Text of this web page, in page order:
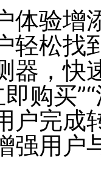
体验增
轻松找
器，快
即购买
户完成
强用户